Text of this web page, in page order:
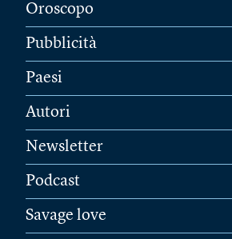
Oroscopo
Pubblicità
Paesi
Autori
Newsletter
Podcast
Savage love